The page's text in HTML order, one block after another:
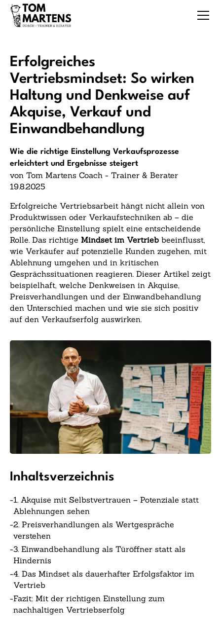
Erfolgreiches
Vertriebsmindset: So wirken
Haltung und Denkweise auf
Akquise, Verkauf und
Einwandbehandlung
Wie die richtige Einstellung Verkaufsprozesse
erleichtert und Ergebnisse steigert
von Tom Martens Coach - Trainer & Berater
19.8.2025
Erfolgreiche Vertriebsarbeit hängt nicht allein von
Produktwissen oder Verkaufstechniken ab – die
persönliche Einstellung spielt eine entscheidende
Rolle. Das richtige Mindset im Vertriebbeeinflusst,
wie Verkäufer auf potenzielle Kunden zugehen, mit
Ablehnung umgehen und in kritischen
Gesprächssituationen reagieren. Dieser Artikel zeigt
beispielhaft, welche Denkweisen in Akquise,
Preisverhandlungen und der Einwandbehandlung
den Unterschied machen und wie sie sich positiv
auf den Verkaufserfolg auswirken.
Inhaltsverzeichnis
-1. Akquise mit Selbstvertrauen – Potenziale statt
Ablehnungen sehen
-2. Preisverhandlungen als Wertgespräche
verstehen
-3. Einwandbehandlung als Türöffner statt als
Hindernis
-4. Das Mindset als dauerhafter Erfolgsfaktor im
Vertrieb
-Fazit: Mit der richtigen Einstellung zum
nachhaltigen Vertriebserfolg